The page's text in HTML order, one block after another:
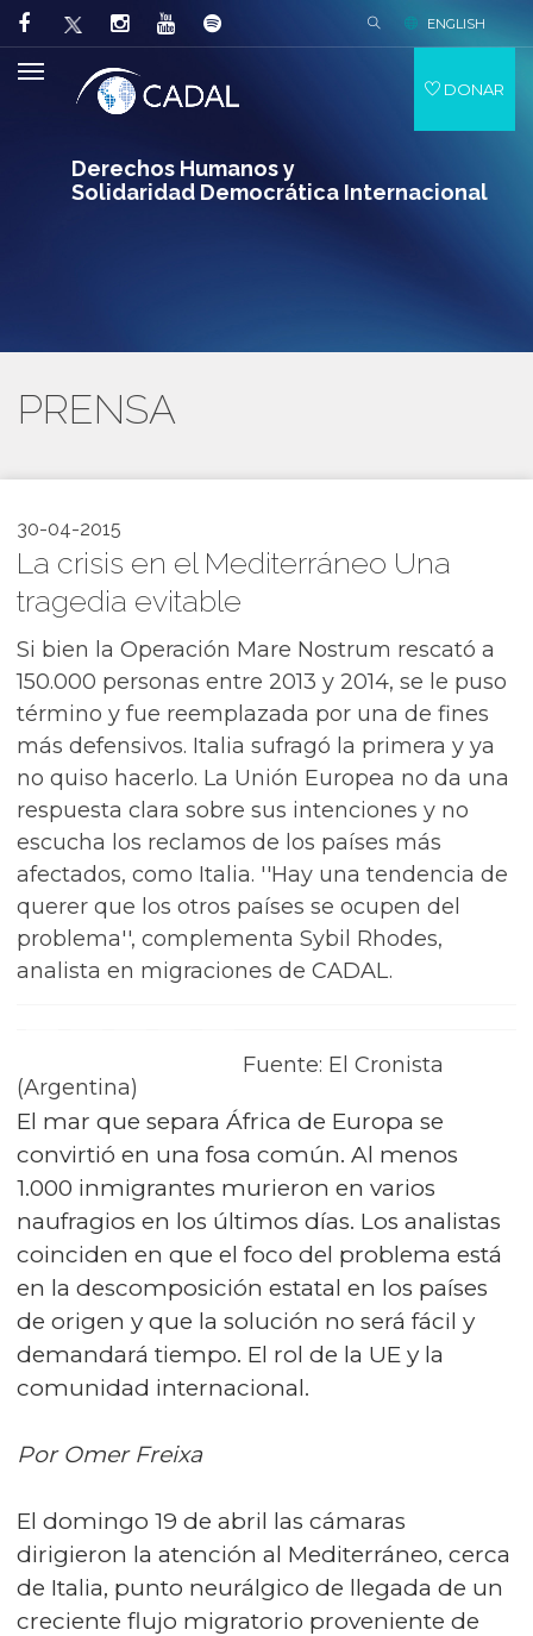
Derechos Humanos y
Solidaridad Democrática Internacional
ENGLISH
DONAR
PRENSA
30-04-2015
La crisis en el Mediterráneo Una
tragedia evitable
Si bien la Operación Mare Nostrum rescató a
150.000 personas entre 2013 y 2014, se le puso
término y fue reemplazada por una de fines
más defensivos. Italia sufragó la primera y ya
no quiso hacerlo. La Unión Europea no da una
respuesta clara sobre sus intenciones y no
escucha los reclamos de los países más
afectados, como Italia. ''Hay una tendencia de
querer que los otros países se ocupen del
problema'', complementa Sybil Rhodes,
analista en migraciones de CADAL.
Fuente: El Cronista
(Argentina)
El mar que separa África de Europa se
convirtió en una fosa común. Al menos
1.000 inmigrantes murieron en varios
naufragios en los últimos días. Los analistas
coinciden en que el foco del problema está
en la descomposición estatal en los países
de origen y que la solución no será fácil y
demandará tiempo. El rol de la UE y la
comunidad internacional.
Por Omer Freixa
El domingo 19 de abril las cámaras
dirigieron la atención al Mediterráneo, cerca
de Italia, punto neurálgico de llegada de un
creciente flujo migratorio proveniente de